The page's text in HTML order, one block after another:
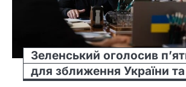
Зеленський оголосив
для зближення України